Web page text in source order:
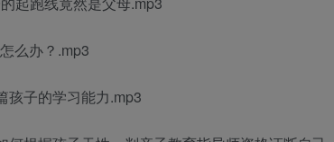
么办？.mp3
孩子的学习能力.mp3